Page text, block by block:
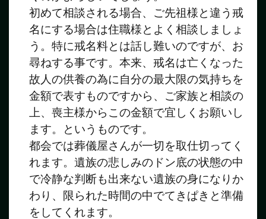
初めて相談される場合、ご先祖様と違う戒
名にする場合は住職様とよく相談しましょ
う。特に戒名料とは話し難いのですが、お
尋ねする事です。本来、戒名は亡くなった
故人の供養の為に自分の最大限の気持ちを
金額で表すものですから、ご家族と相談の
上、喪主様からこの金額で宜しくお願いし
ます。というものです。
都会では葬儀屋さんが一切を取仕切ってく
れます。遺族の悲しみのドン底の状態の中
で冷静な判断も出来ない遺族の身になりか
わり、限られた時間の中でてきぱきと準備
をしてくれます。